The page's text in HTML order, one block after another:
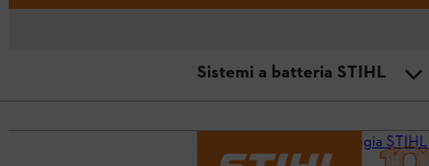
Tecnologia STIHL
Sistemi a batteria STIHL
Sistemi a batteria STIHL